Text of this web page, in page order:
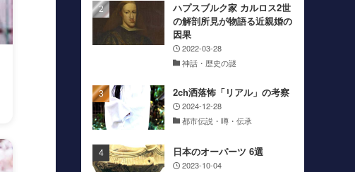
ハプスブルク家 カルロス2世
の解剖所見が物語る近親婚の
因果
2022-03-28
神話・歴史の謎
2ch洒落怖「リアル」の考察
2024-12-28
都市伝説・噂・伝承
日本のオーパーツ 6選
2023-10-04